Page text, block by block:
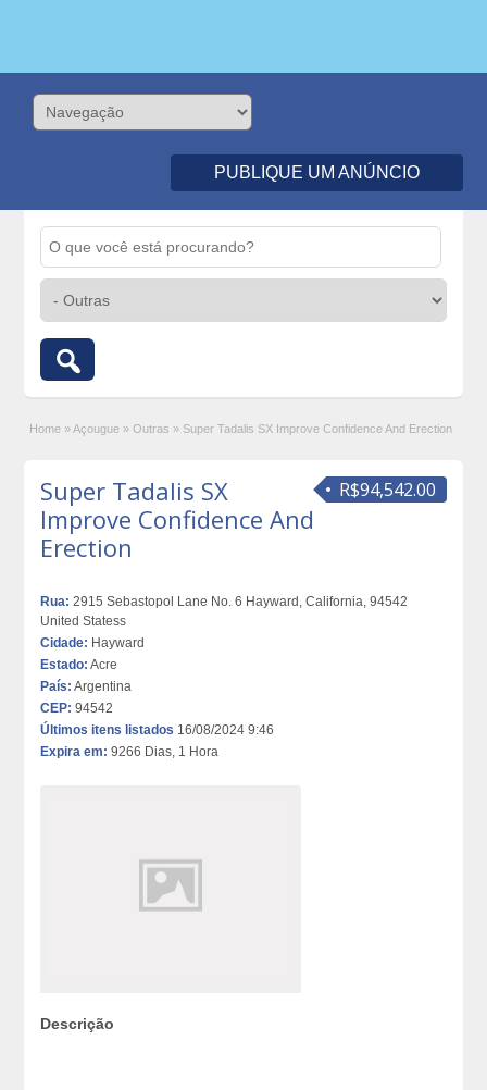
PUBLIQUE UM ANÚNCIO
Home » Açougue » Outras » Super Tadalis SX Improve Confidence And Erection
R$94,542.00
Super Tadalis SX
Improve Confidence And
Erection
Rua: 2915 Sebastopol Lane No. 6 Hayward, California, 94542
United Statess
Cidade: Hayward
Estado: Acre
País: Argentina
CEP: 94542
Últimos itens listados 16/08/2024 9:46
Expira em: 9266 Dias, 1 Hora
Descrição